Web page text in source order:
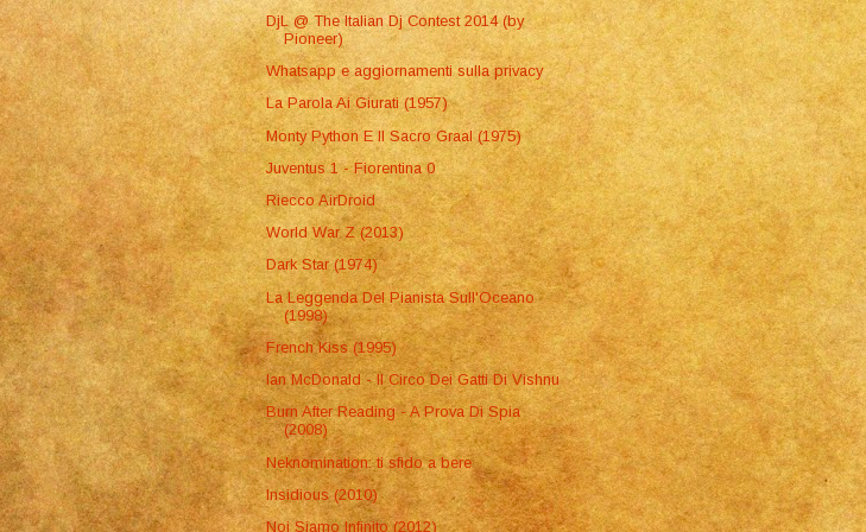
DjL @ The Italian Dj Contest 2014 (by
Pioneer)
Whatsapp e aggiornamenti sulla privacy
La Parola Ai Giurati (1957)
Monty Python E Il Sacro Graal (1975)
Juventus 1 - Fiorentina 0
Riecco AirDroid
World War Z (2013)
Dark Star (1974)
La Leggenda Del Pianista Sull'Oceano
(1998)
French Kiss (1995)
Ian McDonald - Il Circo Dei Gatti Di Vishnu
Burn After Reading - A Prova Di Spia
(2008)
Neknomination: ti sfido a bere
Insidious (2010)
Noi Siamo Infinito (2012)